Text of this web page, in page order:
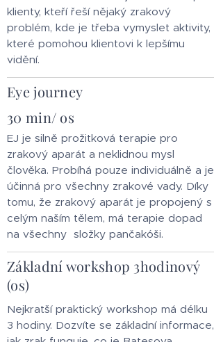
klienty, kteří řeší nějaký zrakový
problém, kde je třeba vymyslet aktivity,
které pomohou klientovi k lepšímu
vidění.
Eye journey
30 min/ os
EJ je silně prožitková terapie pro
zrakový aparát a neklidnou mysl
člověka. Probíhá pouze individuálně a je
účinná pro všechny zrakové vady. Díky
tomu, že zrakový aparát je propojený s
celým naším tělem, má terapie dopad
na všechny složky pančakóši.
Základní workshop 3hodinový
(os)
Nejkratší praktický workshop má délku
3 hodiny. Dozvíte se základní informace,